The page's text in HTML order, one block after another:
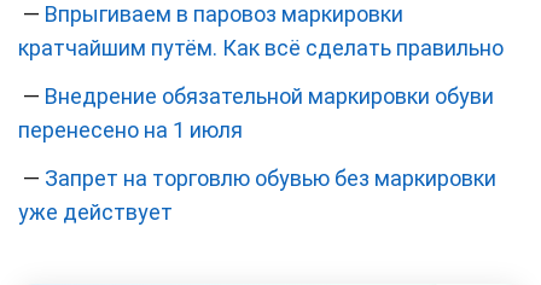
— Впрыгиваем в паровоз маркировки
кратчайшим путём. Как всё сделать правильно
— Внедрение обязательной маркировки обуви
перенесено на 1 июля
— Запрет на торговлю обувью без маркировки
уже действует